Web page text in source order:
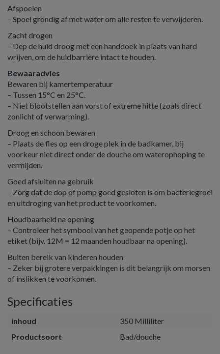
Afspoelen
– Spoel grondig af met water om alle resten te verwijderen.
Zacht drogen
– Dep de huid droog met een handdoek in plaats van hard
wrijven, om de huidbarrière intact te houden.
Bewaaradvies
Bewaren bij kamertemperatuur
– Tussen 15°C en 25°C.
– Niet blootstellen aan vorst of extreme hitte (zoals direct
zonlicht of verwarming).
Droog en schoon bewaren
– Plaats de fles op een droge plek in de badkamer, bij
voorkeur niet direct onder de douche om waterophoping te
vermijden.
Goed afsluiten na gebruik
– Zorg dat de dop of pomp goed gesloten is om bacteriegroei
en uitdroging van het product te voorkomen.
Houdbaarheid na opening
– Controleer het symbool van het geopende potje op het
etiket (bijv. 12M = 12 maanden houdbaar na opening).
Buiten bereik van kinderen houden
– Zeker bij grotere verpakkingen is dit belangrijk om morsen
of inslikken te voorkomen.
Specificaties
inhoud
350 Milliliter
Productsoort
Bad/douche